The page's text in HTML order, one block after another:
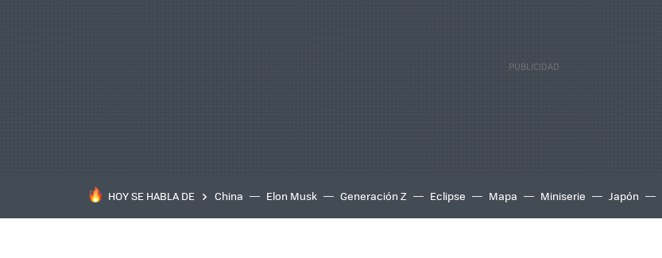
HOY SE HABLA DE China Elon Musk Generación Z Eclipse Mapa Miniserie Japón